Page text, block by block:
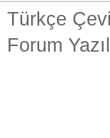
Türkçe
Forum